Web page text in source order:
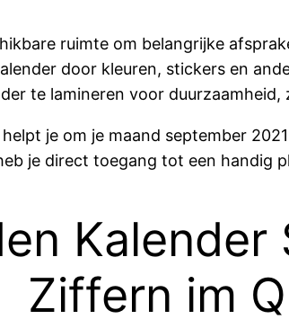
ruimte om belangrijke
door kleuren, stickers en
te lamineren voor
je om je maand september
je direct toegang tot een handig
Ziffern im